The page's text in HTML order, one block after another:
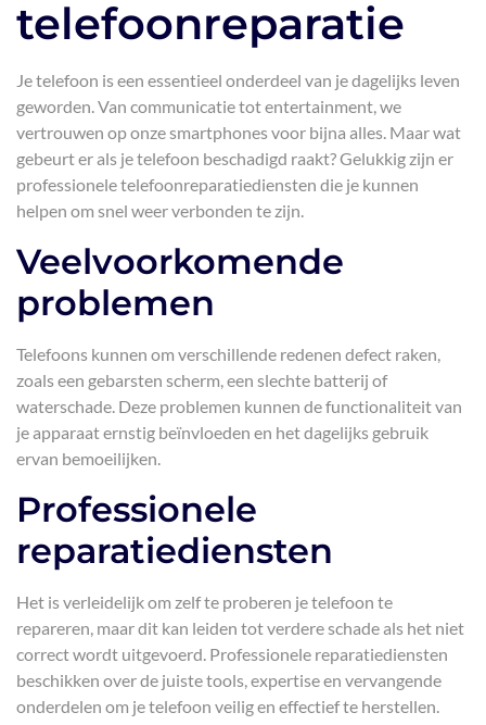
telefoonreparatie
Je telefoon is een essentieel onderdeel van je dagelijks leven
geworden. Van communicatie tot entertainment, we
vertrouwen op onze smartphones voor bijna alles. Maar wat
gebeurt er als je telefoon beschadigd raakt? Gelukkig zijn er
professionele telefoonreparatiediensten die je kunnen
helpen om snel weer verbonden te zijn.
Veelvoorkomende
problemen
Telefoons kunnen om verschillende redenen defect raken,
zoals een gebarsten scherm, een slechte batterij of
waterschade. Deze problemen kunnen de functionaliteit van
je apparaat ernstig beïnvloeden en het dagelijks gebruik
ervan bemoeilijken.
Professionele
reparatiediensten
Het is verleidelijk om zelf te proberen je telefoon te
repareren, maar dit kan leiden tot verdere schade als het niet
correct wordt uitgevoerd. Professionele reparatiediensten
beschikken over de juiste tools, expertise en vervangende
onderdelen om je telefoon veilig en effectief te herstellen.